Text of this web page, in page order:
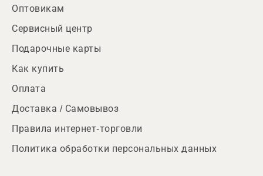
Оптовикам
Сервисный центр
Подарочные карты
Как купить
Оплата
Доставка / Самовывоз
Правила интернет-торговли
Политика обработки персональных данных